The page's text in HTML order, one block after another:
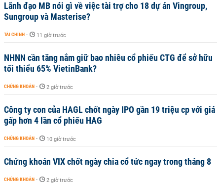
Lãnh đạo MB nói gì về việc tài trợ cho 18 dự án Vingroup,
Sungroup và Masterise?
TÀI CHÍNH - 11 giờ trước
NHNN cần tăng nắm giữ bao nhiêu cổ phiếu CTG để sở hữu
tối thiểu 65% VietinBank?
CHỨNG KHOÁN - 2 giờ trước
Công ty con của HAGL chốt ngày IPO gần 19 triệu cp với giá
gấp hơn 4 lần cổ phiếu HAG
CHỨNG KHOÁN - 10 giờ trước
Chứng khoán VIX chốt ngày chia cổ tức ngay trong tháng 8
CHỨNG KHOÁN - 2 giờ trước